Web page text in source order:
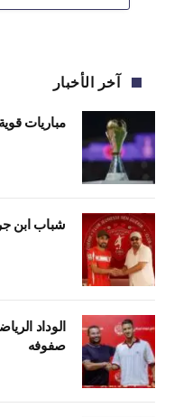
آخر الأخبار
مباريات
شباب ابن
الوداد
صفوفه